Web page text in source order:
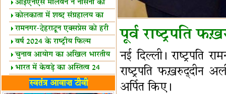
साझेदारियां
आईएनएस मालवन ने नौसेना की
ताकत बढ़ाई
कोलकाता में शब्द संग्रहालय का
उद्घाटन
रामनगर-देहरादून एक्सप्रेस को हरी
झंडीवर्ष 2024 के राष्ट्रीय फिल्म
पुरस्कारों की घोषणा
चुनाव आयोग का अखिल भारतीय
मीडिया सम्मेलन
भारत में केवड़े का अस्तित्‍व 24
लाख वर्ष!
लखनऊ में 'एक राष्ट्र एक चुनाव'
स्वतंत्र आवाज़ टीवी
पूर्व राष्ट्रपति
नई दिल्ली। राष्ट्रपति
राष्ट्रपति फख़रुद्दीन
अर्पित किए।